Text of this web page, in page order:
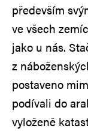
především
ve všech
jako u nás.
z
postaveno
podívali do
vyloženě